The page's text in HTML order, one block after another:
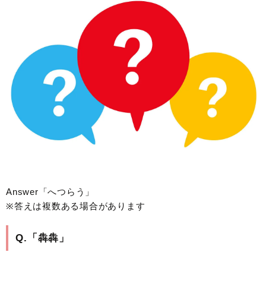
Answer「へつらう」
※答えは複数ある場合があります
Q.「犇犇」